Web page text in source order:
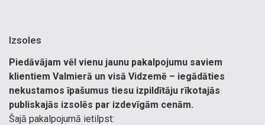
Izsoles
Piedāvājam vēl vienu jaunu pakalpojumu saviem
klientiem Valmierā un visā Vidzemē – iegādāties
nekustamos īpašumus tiesu izpildītāju rīkotajās
publiskajās izsolēs par izdevīgām cenām.
Šajā pakalpojumā ietilpst: